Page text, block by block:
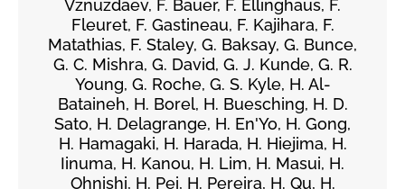
Vznuzdaev, F. Bauer, F. Ellinghaus, F.
Fleuret, F. Gastineau, F. Kajihara, F.
Matathias, F. Staley, G. Baksay, G. Bunce,
G. C. Mishra, G. David, G. J. Kunde, G. R.
Young, G. Roche, G. S. Kyle, H. Al-
Bataineh, H. Borel, H. Buesching, H. D.
Sato, H. Delagrange, H. En'Yo, H. Gong,
H. Hamagaki, H. Harada, H. Hiejima, H.
Iinuma, H. Kanou, H. Lim, H. Masui, H.
Ohnishi, H. Pei, H. Pereira, H. Qu, H.